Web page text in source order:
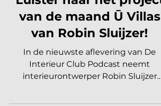
Marleen | Interieur Nieuws
29 sep 2025
1 minuten om te lezen
PODCAST
Luister naar het project
van de maand Ū Villas